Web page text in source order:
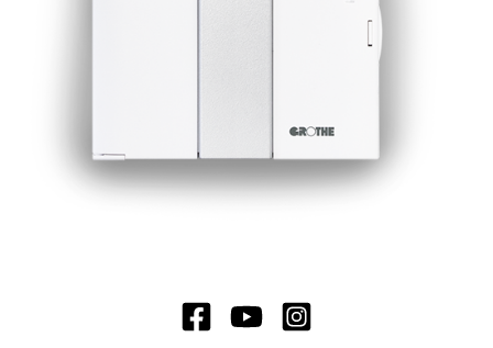
selbstlöschend ist und somit zusätzliche
Sicherheit bietet. Zusätzlich bieten unsere
Zubehör: Adaptersockel (Art.-Nr. 38002) und
Befestigungselement (Art.-Nr. 38001, 38004,